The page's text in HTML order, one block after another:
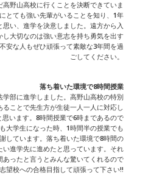
野山高校に行くことを決断できていま
とても強い先輩がいることを知り、1年
い、進学を決意しました。遠方から入
大切なのは強い意志を持ち勇気を出す
安な人もぜひ頑張って素敵な3年間を過
ごしてください。
落ち着いた環境で8時間授業
部に進学しました。高野山高校の特別
ことで先生方が生徒一人一人に対応し
います。8時間授業で6時まであるので
大学生になった時、1時間半の授業でも
しています。落ち着いた環境で8時間の
進学先に進めたと思っています。それ
ったと言うとみんな驚いてくれるので
望校への合格目指して頑張って下さい‼